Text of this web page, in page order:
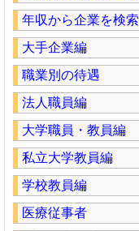
年収から企業を検索
大手企業編
職業別の待遇
法人職員編
大学職員・教員編
私立大学教員編
学校教員編
医療従事者